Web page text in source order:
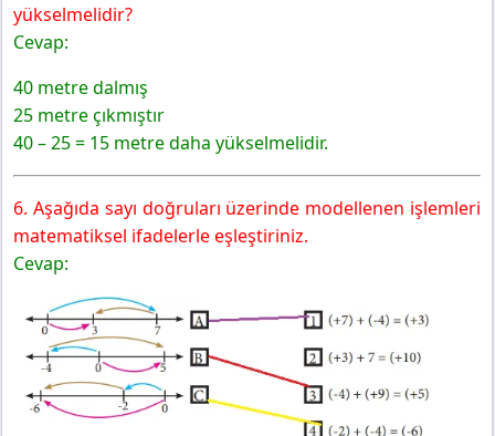
yükselmelidir?
Cevap:
40 metre dalmış
25 metre çıkmıştır
40 – 25 = 15 metre daha yükselmelidir.
6. Aşağıda sayı doğruları üzerinde modellenen işlemleri
matematiksel ifadelerle eşleştiriniz.
Cevap: